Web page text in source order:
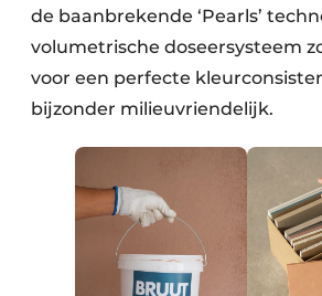
de baanbrekende ‘Pearls’
volumetrische doseersysteem
voor een perfecte
bijzonder milieuvriendelijk.